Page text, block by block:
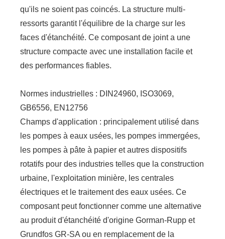
qu'ils ne soient pas coincés. La structure multi-
ressorts garantit l'équilibre de la charge sur les
faces d'étanchéité. Ce composant de joint a une
structure compacte avec une installation facile et
des performances fiables.
Normes industrielles : DIN24960, ISO3069,
GB6556, EN12756
Champs d'application : principalement utilisé dans
les pompes à eaux usées, les pompes immergées,
les pompes à pâte à papier et autres dispositifs
rotatifs pour des industries telles que la construction
urbaine, l'exploitation minière, les centrales
électriques et le traitement des eaux usées. Ce
composant peut fonctionner comme une alternative
au produit d'étanchéité d'origine Gorman-Rupp et
Grundfos GR-SA ou en remplacement de la